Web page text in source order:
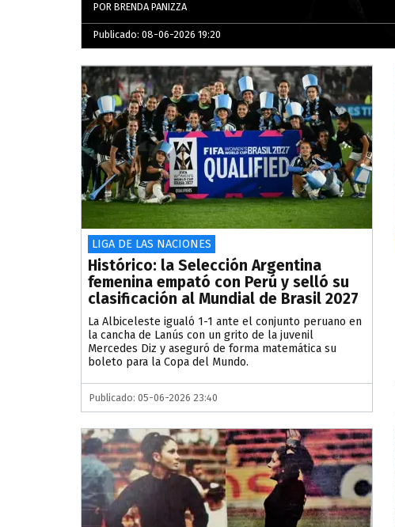
POR BRENDA PANIZZA
Publicado: 08-06-2026 19:20
LIGA DE LAS NACIONES
Histórico: la Selección Argentina
femenina empató con Perú y selló su
clasificación al Mundial de Brasil 2027
La Albiceleste igualó 1-1 ante el conjunto peruano en
la cancha de Lanús con un grito de la juvenil
Mercedes Diz y aseguró de forma matemática su
boleto para la Copa del Mundo.
Publicado: 05-06-2026 23:40